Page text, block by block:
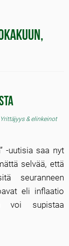
Yrittäjyys & elinkeinot
-uutisia saa nyt
selvää, että
seuranneen
eli inflaatio
voi supistaa